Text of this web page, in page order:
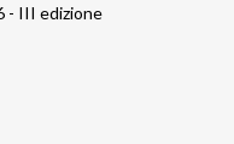
- III edizione